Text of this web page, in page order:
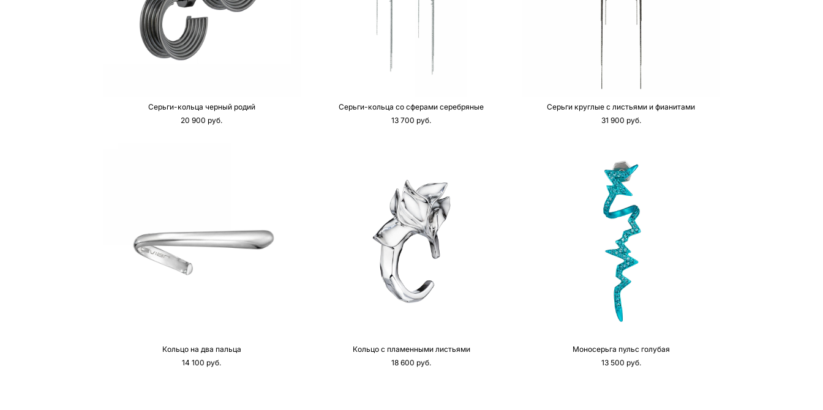
Серьги-кольца черный родий
20 900 pуб.
Серьги-кольца со сферами серебряные
13 700 pуб.
Серьги круглые с листьями и фианитами
31 900 pуб.
Кольцо на два пальца
14 100 pуб.
Кольцо с пламенными листьями
18 600 pуб.
Моносерьга пульс голубая
13 500 pуб.